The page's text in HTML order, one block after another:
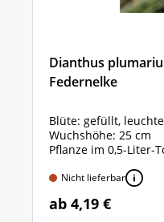
Dianthus
Federnelke
Blüte: gefüllt,
Wuchshöhe: 25 cm
Pflanze im 0,5-Liter-
Nicht lieferbar
ab 4,19 €